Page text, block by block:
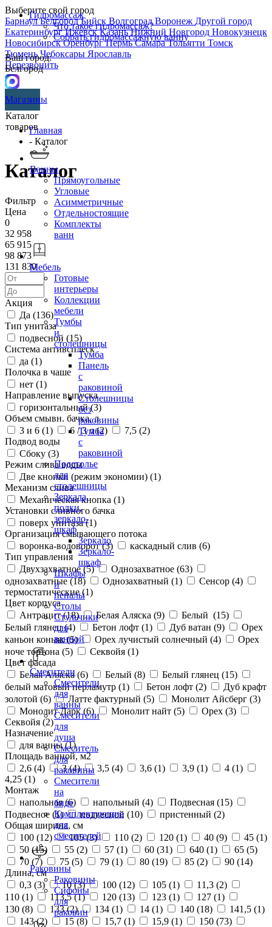
Выберите свой город
БарнаулБелгородБийск ВолгоградВоронеж Другой город
ЕкатеринбургИжевскКазаньНижний Новгород Новокузнецк
НовосибирскОренбургПермьСамараТольятти Томск
ТюменьЧебоксары Ярославль
Перезвонить
Гидромассаж
Что такое гидромассаж?
Собрать гидромассажную ванну
Ваш город:
Белгород
Магазины
Каталог
товаров
Ванны
Прямоугольные
Угловые
Асимметричные
Отдельностоящие
Комплекты
ванн
Мебель
Готовые
интерьеры
Коллекции
мебели
Тумбы
и
столешницы
Тумба
Панель
с
раковиной
Столешницы
без
раковины
Тумба
с
раковиной
Подстолье
для
столешницы
Зеркала,
полки,
зеркало-
шкаф
Зеркало
Зеркало-
шкаф
Шкафы
и
пеналы
Столы
Стульчики
для
ванной
Смесители
Смесители
для
ванны
Смесители
для
душа
Смеситель
для
раковины
Смесители
на
биде
Комплектующие
для
смесителей
Раковины
Раковины
Сифоны
для
раковин
Главная
- Каталог
Каталог
Фильтр
Цена
0
32 958
65 915
98 873
131 830
Акция
Да (136)
Тип унитаза
подвесной (15)
Система антивсплеск
да (1)
Полочка в чаше
нет (1)
Направление выпуска
горизонтальный (3)
Объем смывн. бачка, л
3 и 6 (1) 6 / 3 л (2) 7,5 (2)
Подвод воды
Сбоку (3)
Режим слива воды
Две кнопки (режим экономии) (1)
Механизм слива
Механическая кнопка (1)
Установки сливного бачка
поверх унитаза (1)
Организация смывающего потока
воронка-водоворот (3) каскадный слив (6)
Тип управления
Двухзахватное (5) Однозахватное (63)
однозахватные (18) Однозахватный (1) Сенсор (4)
термостатические (1)
Цвет корпуса
Антрацит (18) Белая Аляска (9) Белый (15)
Белый глянец (4) Бетон лофт (1) Дуб ватан (9)
Орех
каньон коньяк (5) Орех лучистый солнечный (4)
Орех
ноче тортона (5) Секвойя (1)
Цвет фасада
Белая Аляска (6) Белый (8) Белый глянец (15)
белый матовый перламутр (1) Бетон лофт (2)
Дуб крафт
золотой (6) Латте фактурный (5) Монолит Айсберг (3)
Монолит Дарк (6) Монолит найт (5) Орех (3)
Секвойя (2)
Назначение
для ванны (1)
Площадь ванной, м2
2,6 (4) 3 (4) 3,5 (4) 3,6 (1) 3,9 (1) 4 (1)
4,25 (1)
Монтаж
напольная (6) напольный (4) Подвесная (15)
Подвесное (1) подвесной (10) пристенный (2)
Общая ширина, см
100 (12) 105 (3) 110 (2) 120 (1) 40 (9) 45 (1)
50 (15) 55 (2) 57 (1) 60 (31) 640 (1) 65 (5)
70 (7) 75 (5) 79 (1) 80 (19) 85 (2) 90 (14)
Длина, см
0,3 (3) 10 (3) 100 (12) 105 (1) 11,3 (2)
110 (1) 113,5 (1) 120 (13) 123 (1) 127 (1)
130 (8) 133 (2) 134 (1) 14 (1) 140 (18) 141,5 (1)
143 (2) 15 (8) 15,7 (1) 15,9 (1) 150 (73)